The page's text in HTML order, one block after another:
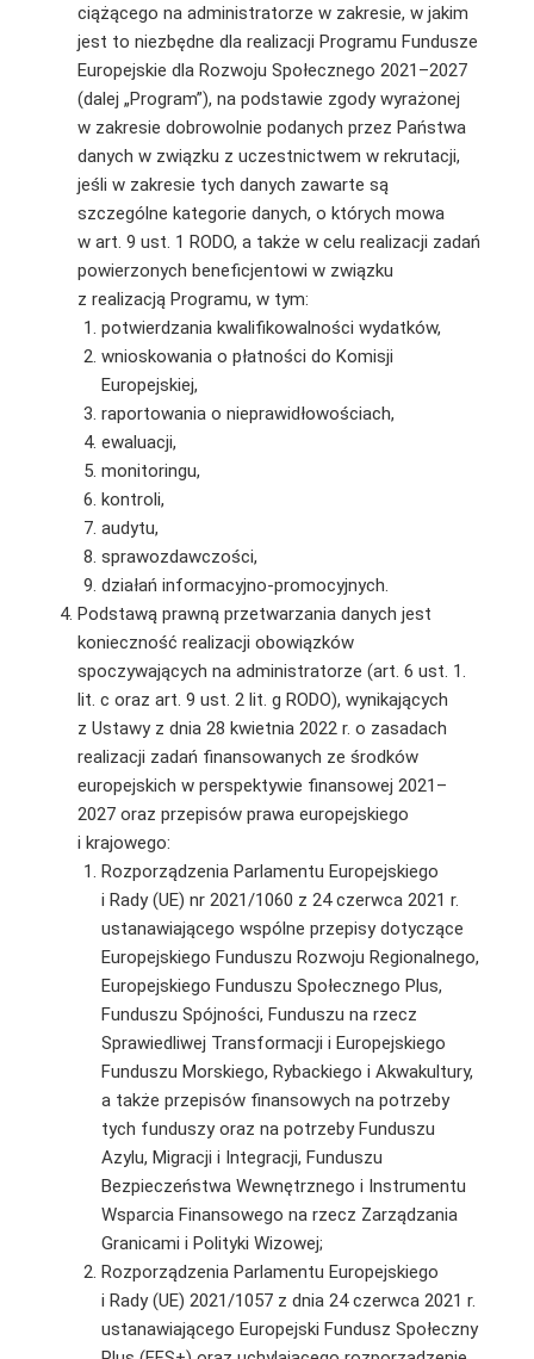
ciążącego na administratorze w zakresie, w jakim
jest to niezbędne dla realizacji Programu Fundusze
Europejskie dla Rozwoju Społecznego 2021–2027
(dalej „Program”), na podstawie zgody wyrażonej
w zakresie dobrowolnie podanych przez Państwa
danych w związku z uczestnictwem w rekrutacji,
jeśli w zakresie tych danych zawarte są
szczególne kategorie danych, o których mowa
w art. 9 ust. 1 RODO, a także w celu realizacji zadań
powierzonych beneficjentowi w związku
z realizacją Programu, w tym:
potwierdzania kwalifikowalności wydatków,
wnioskowania o płatności do Komisji
Europejskiej,
raportowania o nieprawidłowościach,
ewaluacji,
monitoringu,
kontroli,
audytu,
sprawozdawczości,
działań informacyjno-promocyjnych.
Podstawą prawną przetwarzania danych jest
konieczność realizacji obowiązków
spoczywających na administratorze (art. 6 ust. 1.
lit. c oraz art. 9 ust. 2 lit. g RODO), wynikających
z Ustawy z dnia 28 kwietnia 2022 r. o zasadach
realizacji zadań finansowanych ze środków
europejskich w perspektywie finansowej 2021–
2027 oraz przepisów prawa europejskiego
i krajowego:
Rozporządzenia Parlamentu Europejskiego
i Rady (UE) nr 2021/1060 z 24 czerwca 2021 r.
ustanawiającego wspólne przepisy dotyczące
Europejskiego Funduszu Rozwoju Regionalnego,
Europejskiego Funduszu Społecznego Plus,
Funduszu Spójności, Funduszu na rzecz
Sprawiedliwej Transformacji i Europejskiego
Funduszu Morskiego, Rybackiego i Akwakultury,
a także przepisów finansowych na potrzeby
tych funduszy oraz na potrzeby Funduszu
Azylu, Migracji i Integracji, Funduszu
Bezpieczeństwa Wewnętrznego i Instrumentu
Wsparcia Finansowego na rzecz Zarządzania
Granicami i Polityki Wizowej;
Rozporządzenia Parlamentu Europejskiego
i Rady (UE) 2021/1057 z dnia 24 czerwca 2021 r.
ustanawiającego Europejski Fundusz Społeczny